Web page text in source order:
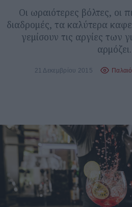
Οι ωραιότερες βόλτες, οι
διαδρομές, τα καλύτερα
γεμίσουν τις αργίες των
αρμόζει.
21 Δεκεμβρίου 2015